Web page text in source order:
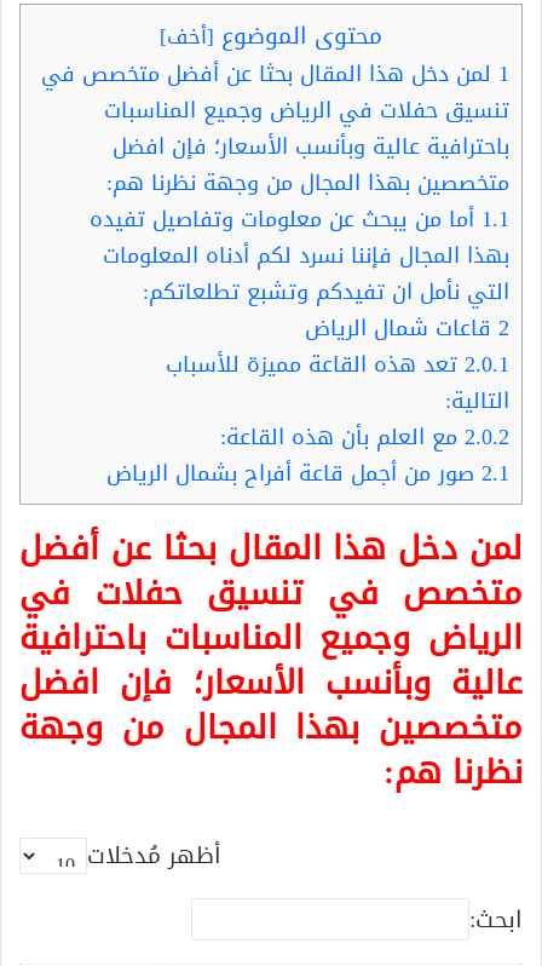
محتوى الموضوع [أخف]
1 لمن دخل هذا المقال بحثا عن أفضل متخصص في
تنسيق حفلات في الرياض وجميع المناسبات
باحترافية عالية وبأنسب الأسعار؛ فإن افضل
متخصصين بهذا المجال من وجهة نظرنا هم:
1.1 أما من يبحث عن معلومات وتفاصيل تفيده
بهذا المجال فإننا نسرد لكم أدناه المعلومات
التي نأمل ان تفيدكم وتشبع تطلعاتكم:
2 قاعات شمال الرياض
2.0.1تعد هذه القاعة مميزة للأسباب
التالية:
2.0.2مع العلم بأن هذه القاعة:
2.1 صور من أجمل قاعة أفراح بشمال الرياض
لمن دخل هذا المقال بحثا عن أفضل
متخصص في تنسيق حفلات في
الرياض وجميع المناسبات باحترافية
عالية وبأنسب الأسعار؛ فإن افضل
متخصصين بهذا المجال من وجهة
نظرنا هم:
أظهر مُدخلات
ابحث: